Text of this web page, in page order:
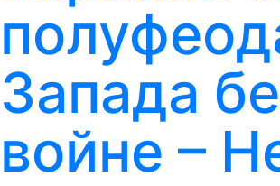
Запада
войне –